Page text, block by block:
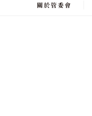
關於管委會